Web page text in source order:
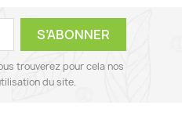
trouverez pour cela nos
du site.